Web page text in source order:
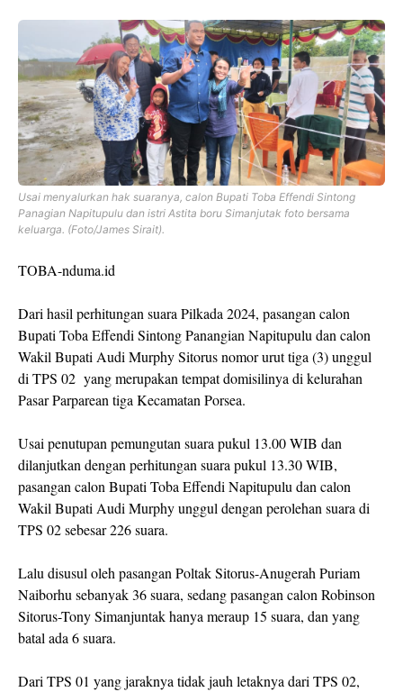
Usai menyalurkan hak suaranya, calon Bupati Toba Effendi Sintong
Panagian Napitupulu dan istri Astita boru Simanjutak foto bersama
keluarga. (Foto/James Sirait).
TOBA-nduma.id
Dari hasil perhitungan suara Pilkada 2024, pasangan calon
Bupati Toba Effendi Sintong Panangian Napitupulu dan calon
Wakil Bupati Audi Murphy Sitorus nomor urut tiga (3) unggul
di TPS 02 yang merupakan tempat domisilinya di kelurahan
Pasar Parparean tiga Kecamatan Porsea.
Usai penutupan pemungutan suara pukul 13.00 WIB dan
dilanjutkan dengan perhitungan suara pukul 13.30 WIB,
pasangan calon Bupati Toba Effendi Napitupulu dan calon
Wakil Bupati Audi Murphy unggul dengan perolehan suara di
TPS 02 sebesar 226 suara.
Lalu disusul oleh pasangan Poltak Sitorus-Anugerah Puriam
Naiborhu sebanyak 36 suara, sedang pasangan calon Robinson
Sitorus-Tony Simanjuntak hanya meraup 15 suara, dan yang
batal ada 6 suara.
Dari TPS 01 yang jaraknya tidak jauh letaknya dari TPS 02,